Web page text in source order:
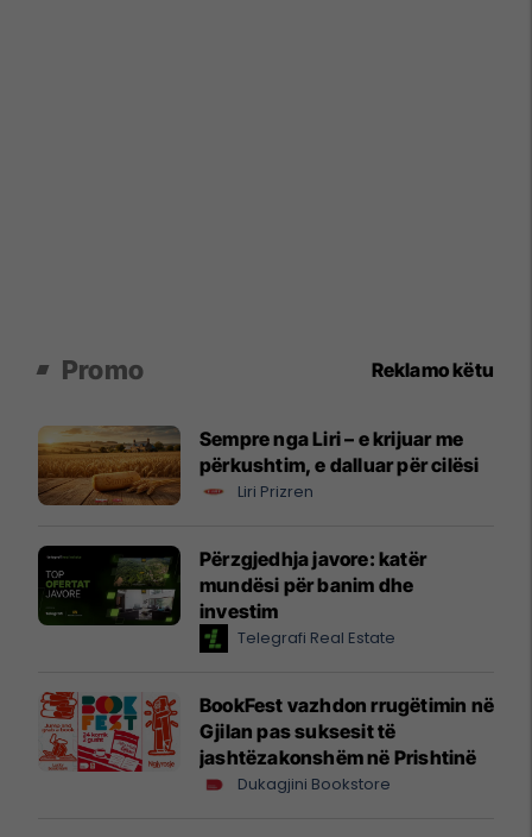
Promo Reklamo këtu
Sempre nga Liri – e krijuar me
përkushtim, e dalluar për cilësi
Liri Prizren
Përzgjedhja javore: katër
mundësi për banim dhe
investim
Telegrafi Real Estate
BookFest vazhdon rrugëtimin në
Gjilan pas suksesit të
jashtëzakonshëm në Prishtinë
Dukagjini Bookstore